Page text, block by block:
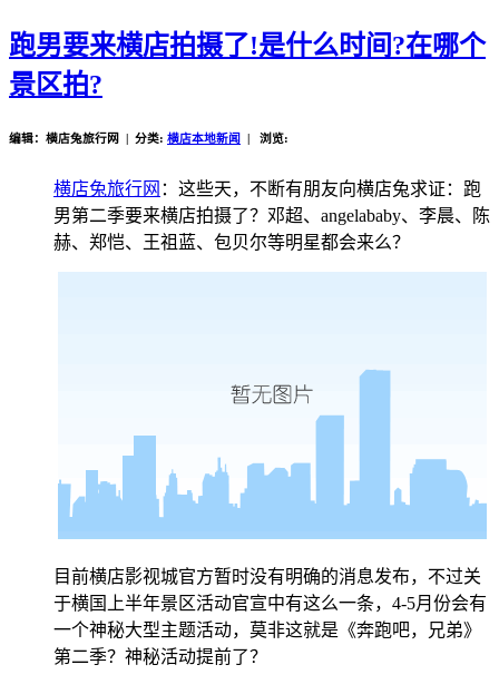
跑男要来横店拍摄了!是什么时间?在哪个
景区拍?
编辑：横店兔旅行网 | 分类: 横店本地新闻 | 浏览:
横店兔旅行网 ： 这些天，不断有朋友向横店兔求证：跑
男第二季要来横店拍摄了？邓超、 angelababy、李晨、陈
赫、郑恺、王祖蓝、包贝尔等明星都会来么？
目前横店影视城官方暂时没有明确的消息发布，不过关
于横国上半年景区活动官宣中有这么一条， 4-5月份会有
一个神秘大型主题活动，莫非这就是《奔跑吧，兄弟》
第二季？神秘活动提前了？